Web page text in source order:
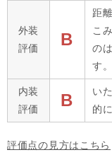
外装
評価
B
距
こ
の
す。
内装
評価
B
い
的
評価点の見方はこちら